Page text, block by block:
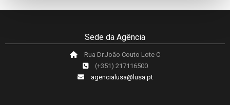
Sede da Agência
Rua Dr.João Couto Lote C
(+351) 217116500
agencialusa@lusa.pt